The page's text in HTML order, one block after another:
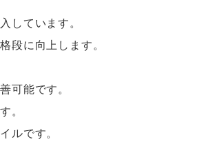
しています。
段に向上します。
可能です。
。
ルです。